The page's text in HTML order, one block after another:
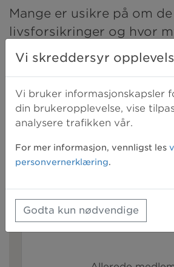
Mange er usikre på om
livsforsikringer og hvor
egentlig bør ha i dekning.
enkel oversikt over hva
Sist oppdatert: 2. juni 2021 10:40
denne
+alle våre
BLI MEDLEM
Vi skreddersyr
Vi bruker informasjonskapsler
din brukeropplevelse, vise
analysere trafikken vår.
For mer informasjon, vennligst les
personvernerklæring.
Godta kun nødvendige